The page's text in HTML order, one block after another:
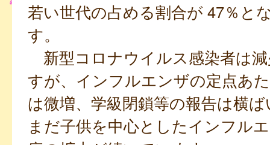
若い世代の占める割合が 47％と
す。
新型コロナウイルス感染者は
すが、インフルエンザの定点あ
は微増、学級閉鎖等の報告は横
まだ子供を中心としたインフル